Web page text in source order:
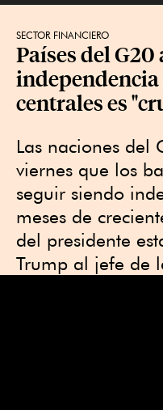
SECTOR FINANCIERO
Países del
independencia
centrales es
Las naciones del
viernes que los
seguir siendo
meses de
del presidente
Trump al jefe de